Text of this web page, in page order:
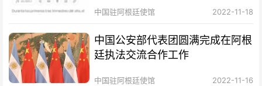
中国驻阿根廷使馆 2022-11-18
中国公安部代表团圆满完成在阿根
廷执法交流合作工作
中国驻阿根廷使馆 2022-11-16